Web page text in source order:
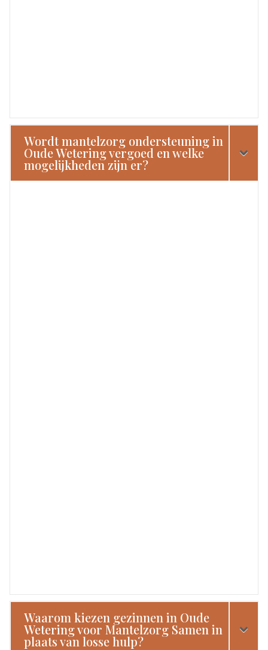
Wordt mantelzorg ondersteuning in
Oude Wetering vergoed en welke
mogelijkheden zijn er?
Waarom kiezen gezinnen in Oude
Wetering voor Mantelzorg Samen in
plaats van losse hulp?